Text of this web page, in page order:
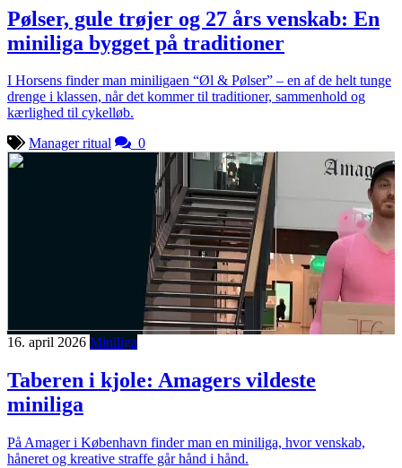
Pølser, gule trøjer og 27 års venskab: En
miniliga bygget på traditioner
I Horsens finder man miniligaen “Øl & Pølser” – en af de helt tunge
drenge i klassen, når det kommer til traditioner, sammenhold og
kærlighed til cykelløb.
Manager ritual
0
16. april 2026 Miniliga
Taberen i kjole: Amagers vildeste
miniliga
På Amager i København finder man en miniliga, hvor venskab,
håneret og kreative straffe går hånd i hånd.